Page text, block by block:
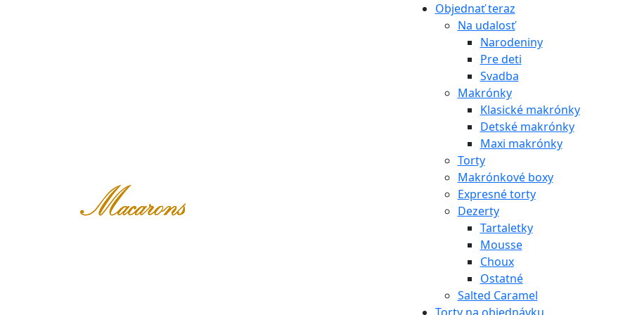
Objednať teraz
Na udalosť
Narodeniny
Pre deti
Svadba
Makrónky
Klasické makrónky
Detské makrónky
Maxi makrónky
Torty
Makrónkové boxy
Expresné torty
Dezerty
Tartaletky
Mousse
Choux
Ostatné
Salted Caramel